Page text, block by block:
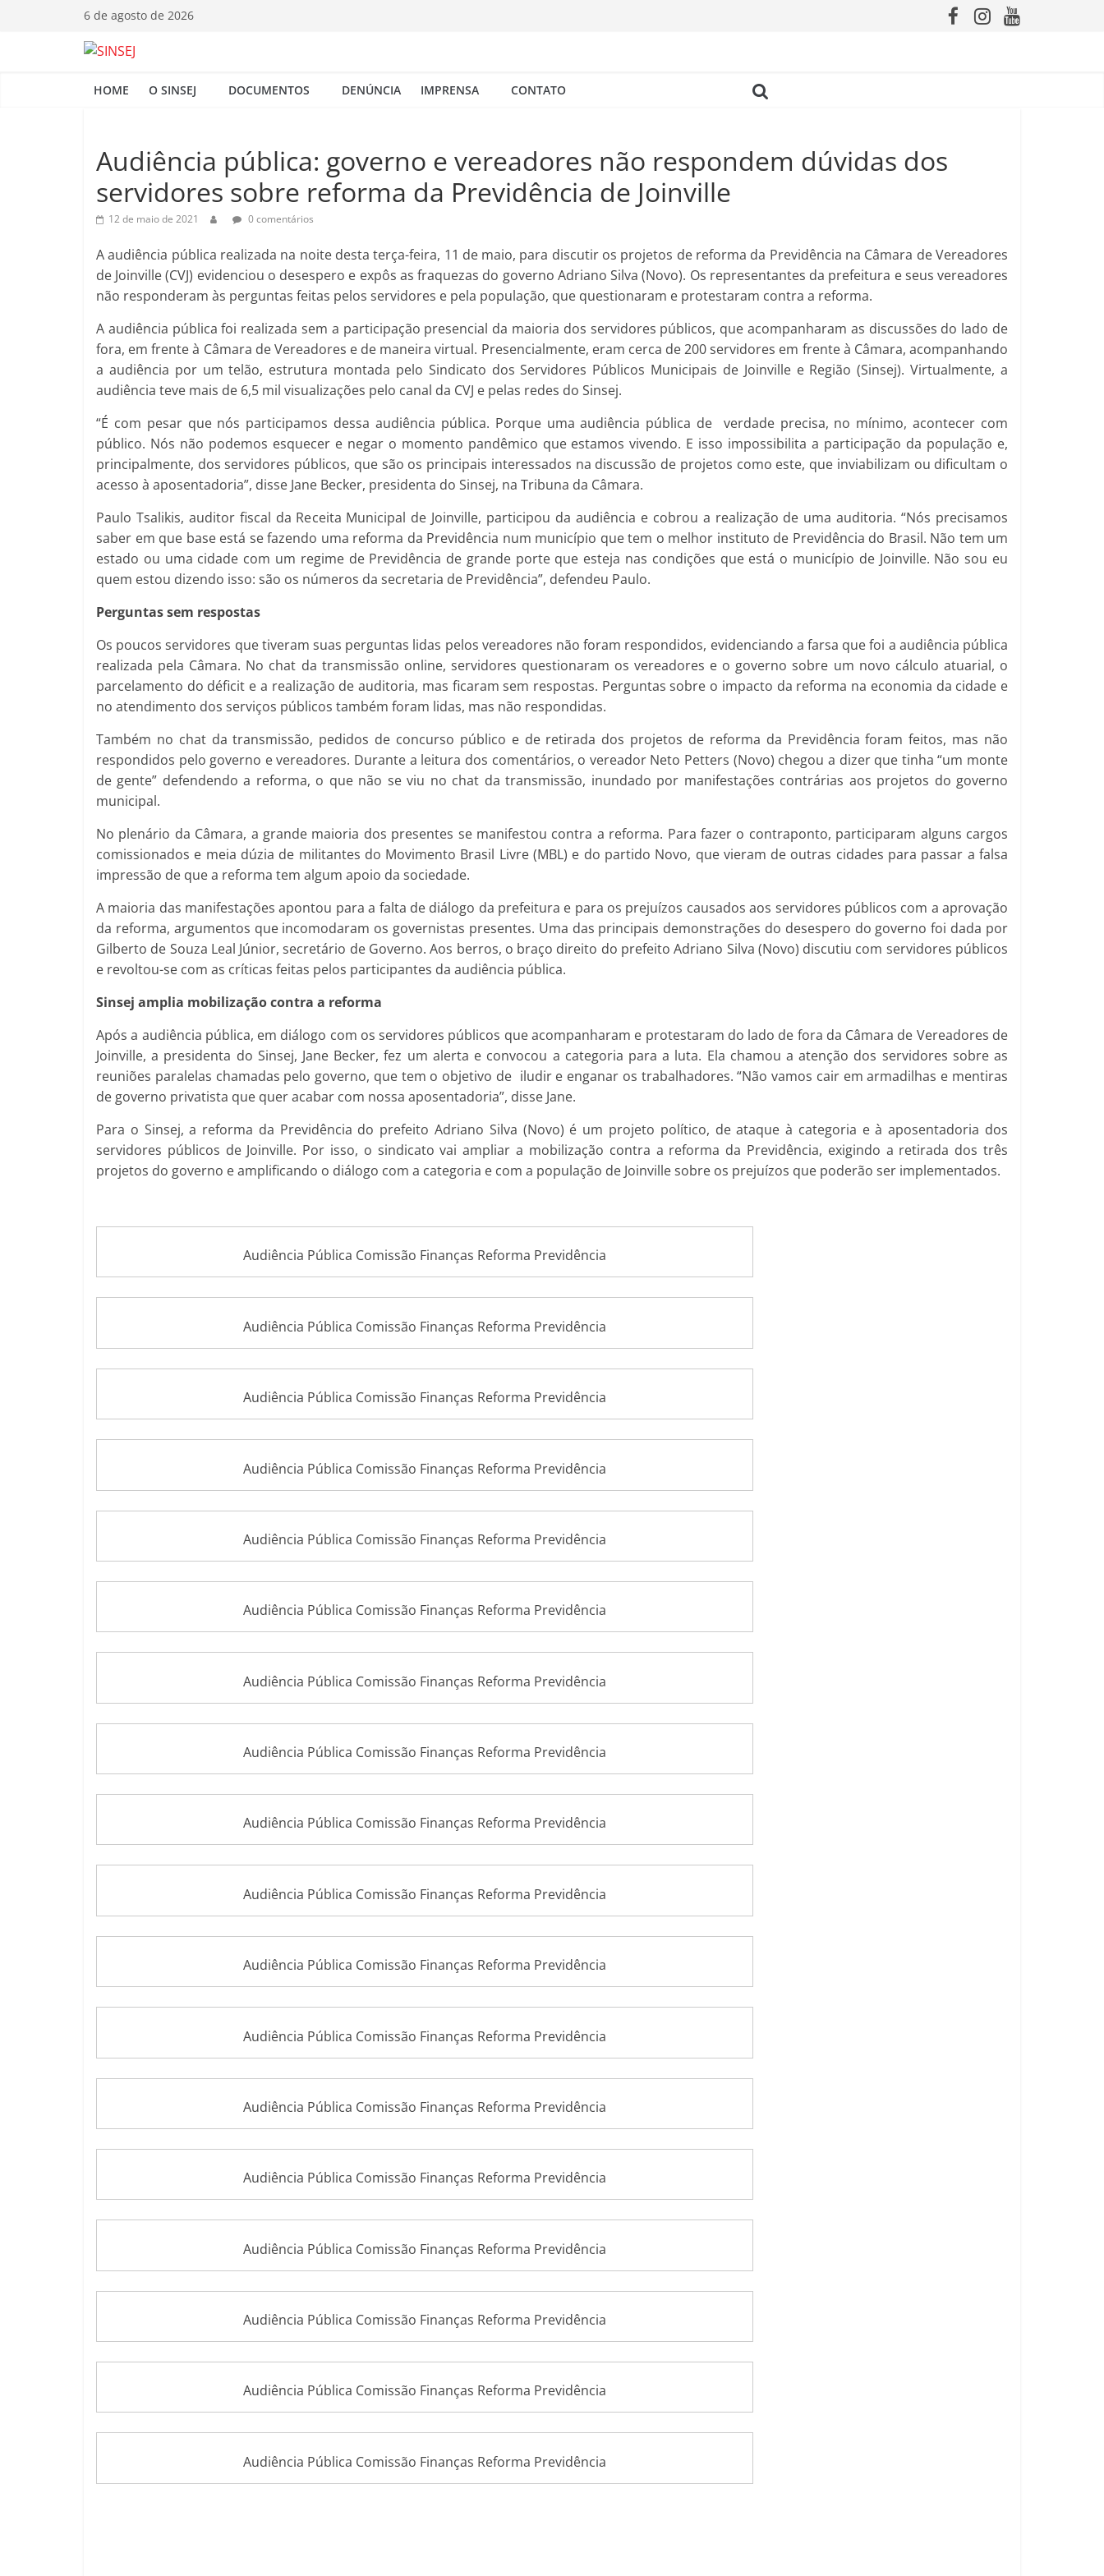
6 de agosto de 2026
S
N
S
E
HOME O SINSEJ DOCUMENTOS DENÚNCIA IMPRENSA CONTATO
Audiência pública: governo e vereadores não respondem dúvidas dos
servidores sobre reforma da Previdência de Joinville
12 de maio de 2021 0 comentários
A audiência pública realizada na noite desta terça-feira, 11 de maio, para discutir os projetos de reforma da Previdência na Câmara de Vereadores
de Joinville (CVJ) evidenciou o desespero e expôs as fraquezas do governo Adriano Silva (Novo). Os representantes da prefeitura e seus vereadores
não responderam às perguntas feitas pelos servidores e pela população, que questionaram e protestaram contra a reforma.
A audiência pública foi realizada sem a participação presencial da maioria dos servidores públicos, que acompanharam as discussões do lado de
fora, em frente à Câmara de Vereadores e de maneira virtual. Presencialmente, eram cerca de 200 servidores em frente à Câmara, acompanhando
a audiência por um telão, estrutura montada pelo Sindicato dos Servidores Públicos Municipais de Joinville e Região (Sinsej). Virtualmente, a
audiência teve mais de 6,5 mil visualizações pelo canal da CVJ e pelas redes do Sinsej.
“É com pesar que nós participamos dessa audiência pública. Porque uma audiência pública de verdade precisa, no mínimo, acontecer com
público. Nós não podemos esquecer e negar o momento pandêmico que estamos vivendo. E isso impossibilita a participação da população e,
principalmente, dos servidores públicos, que são os principais interessados na discussão de projetos como este, que inviabilizam ou dificultam o
acesso à aposentadoria”, disse Jane Becker, presidenta do Sinsej, na Tribuna da Câmara.
Paulo Tsalikis, auditor fiscal da Receita Municipal de Joinville, participou da audiência e cobrou a realização de uma auditoria. “Nós precisamos
saber em que base está se fazendo uma reforma da Previdência num município que tem o melhor instituto de Previdência do Brasil. Não tem um
estado ou uma cidade com um regime de Previdência de grande porte que esteja nas condições que está o município de Joinville. Não sou eu
quem estou dizendo isso: são os números da secretaria de Previdência”, defendeu Paulo.
Perguntas sem respostas
Os poucos servidores que tiveram suas perguntas lidas pelos vereadores não foram respondidos, evidenciando a farsa que foi a audiência pública
realizada pela Câmara. No chat da transmissão online, servidores questionaram os vereadores e o governo sobre um novo cálculo atuarial, o
parcelamento do déficit e a realização de auditoria, mas ficaram sem respostas. Perguntas sobre o impacto da reforma na economia da cidade e
no atendimento dos serviços públicos também foram lidas, mas não respondidas.
Também no chat da transmissão, pedidos de concurso público e de retirada dos projetos de reforma da Previdência foram feitos, mas não
respondidos pelo governo e vereadores. Durante a leitura dos comentários, o vereador Neto Petters (Novo) chegou a dizer que tinha “um monte
de gente” defendendo a reforma, o que não se viu no chat da transmissão, inundado por manifestações contrárias aos projetos do governo
municipal.
No plenário da Câmara, a grande maioria dos presentes se manifestou contra a reforma. Para fazer o contraponto, participaram alguns cargos
comissionados e meia dúzia de militantes do Movimento Brasil Livre (MBL) e do partido Novo, que vieram de outras cidades para passar a falsa
impressão de que a reforma tem algum apoio da sociedade.
A maioria das manifestações apontou para a falta de diálogo da prefeitura e para os prejuízos causados aos servidores públicos com a aprovação
da reforma, argumentos que incomodaram os governistas presentes. Uma das principais demonstrações do desespero do governo foi dada por
Gilberto de Souza Leal Júnior, secretário de Governo. Aos berros, o braço direito do prefeito Adriano Silva (Novo) discutiu com servidores públicos
e revoltou-se com as críticas feitas pelos participantes da audiência pública.
Sinsej amplia mobilização contra a reforma
Após a audiência pública, em diálogo com os servidores públicos que acompanharam e protestaram do lado de fora da Câmara de Vereadores de
Joinville, a presidenta do Sinsej, Jane Becker, fez um alerta e convocou a categoria para a luta. Ela chamou a atenção dos servidores sobre as
reuniões paralelas chamadas pelo governo, que tem o objetivo de iludir e enganar os trabalhadores. “Não vamos cair em armadilhas e mentiras
de governo privatista que quer acabar com nossa aposentadoria”, disse Jane.
Para o Sinsej, a reforma da Previdência do prefeito Adriano Silva (Novo) é um projeto político, de ataque à categoria e à aposentadoria dos
servidores públicos de Joinville. Por isso, o sindicato vai ampliar a mobilização contra a reforma da Previdência, exigindo a retirada dos três
projetos do governo e amplificando o diálogo com a categoria e com a população de Joinville sobre os prejuízos que poderão ser implementados.
Audiência Pública Comissão Finanças Reforma Previdência
Audiência Pública Comissão Finanças Reforma Previdência
Audiência Pública Comissão Finanças Reforma Previdência
Audiência Pública Comissão Finanças Reforma Previdência
Audiência Pública Comissão Finanças Reforma Previdência
Audiência Pública Comissão Finanças Reforma Previdência
Audiência Pública Comissão Finanças Reforma Previdência
Audiência Pública Comissão Finanças Reforma Previdência
Audiência Pública Comissão Finanças Reforma Previdência
Audiência Pública Comissão Finanças Reforma Previdência
Audiência Pública Comissão Finanças Reforma Previdência
Audiência Pública Comissão Finanças Reforma Previdência
Audiência Pública Comissão Finanças Reforma Previdência
Audiência Pública Comissão Finanças Reforma Previdência
Audiência Pública Comissão Finanças Reforma Previdência
Audiência Pública Comissão Finanças Reforma Previdência
Audiência Pública Comissão Finanças Reforma Previdência
Audiência Pública Comissão Finanças Reforma Previdência